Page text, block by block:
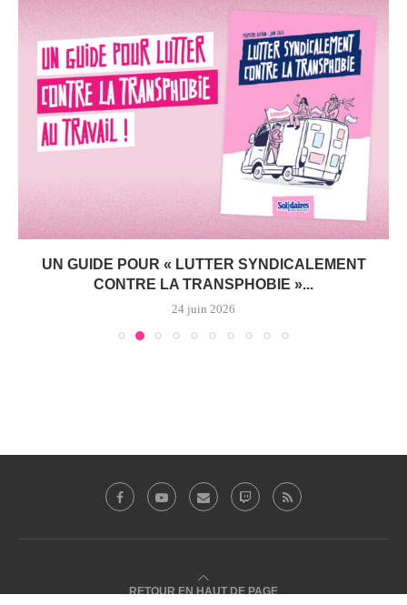
UN GUIDE POUR « LUTTER SYNDICALEMENT
CONTRE LA TRANSPHOBIE »...
24 juin 2026
RETOUR EN HAUT DE PAGE